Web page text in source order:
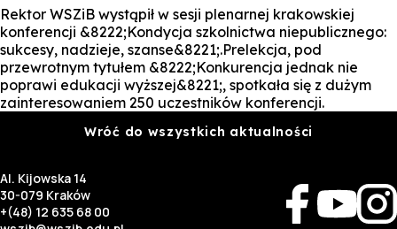
Kandydat
Student
Zapisz się na studia
Rektor WSZiB wystąpił w sesji plenarnej krakowskiej
konferencji &8222;Kondycja szkolnictwa niepublicznego:
sukcesy, nadzieje, szanse&8221;.Prelekcja, pod
przewrotnym tytułem &8222;Konkurencja jednak nie
poprawi edukacji wyższej&8221;, spotkała się z dużym
zainteresowaniem 250 uczestników konferencji.
Wróć do wszystkich aktualności
Al. Kijowska 14
30-079 Kraków
+(48) 12 635 68 00